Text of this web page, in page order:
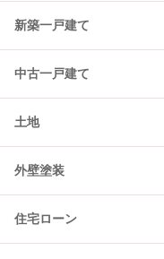
新築一戸建て
中古一戸建て
土地
外壁塗装
住宅ローン